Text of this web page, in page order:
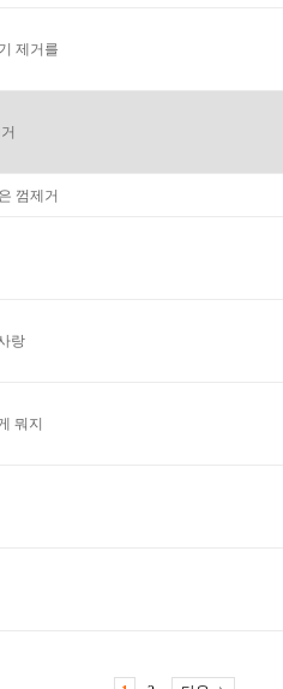
제거를
껌제거
랑
뭐지